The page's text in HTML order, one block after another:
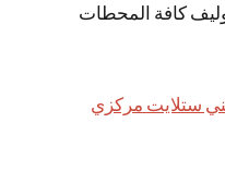
كافة المحطات
ستلايت مركزي